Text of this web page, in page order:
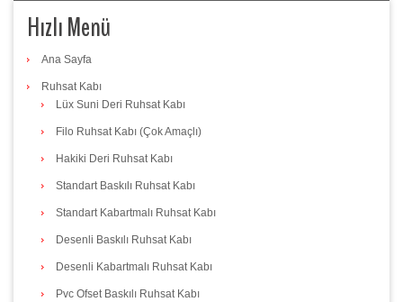
Hızlı Menü
Ana Sayfa
Ruhsat Kabı
Lüx Suni Deri Ruhsat Kabı
Filo Ruhsat Kabı (Çok Amaçlı)
Hakiki Deri Ruhsat Kabı
Standart Baskılı Ruhsat Kabı
Standart Kabartmalı Ruhsat Kabı
Desenli Baskılı Ruhsat Kabı
Desenli Kabartmalı Ruhsat Kabı
Pvc Ofset Baskılı Ruhsat Kabı